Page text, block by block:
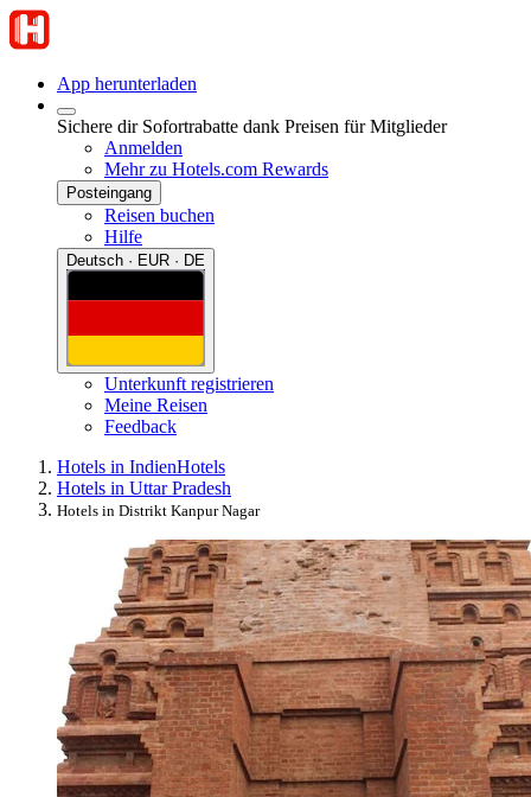
App herunterladen
Sichere dir Sofortrabatte dank Preisen für Mitglieder
Anmelden
Mehr zu Hotels.com Rewards
Posteingang
Reisen buchen
Hilfe
Deutsch · EUR · DE
Unterkunft registrieren
Meine Reisen
Feedback
Hotels in IndienHotels
Hotels in Uttar Pradesh
Hotels in Distrikt Kanpur Nagar